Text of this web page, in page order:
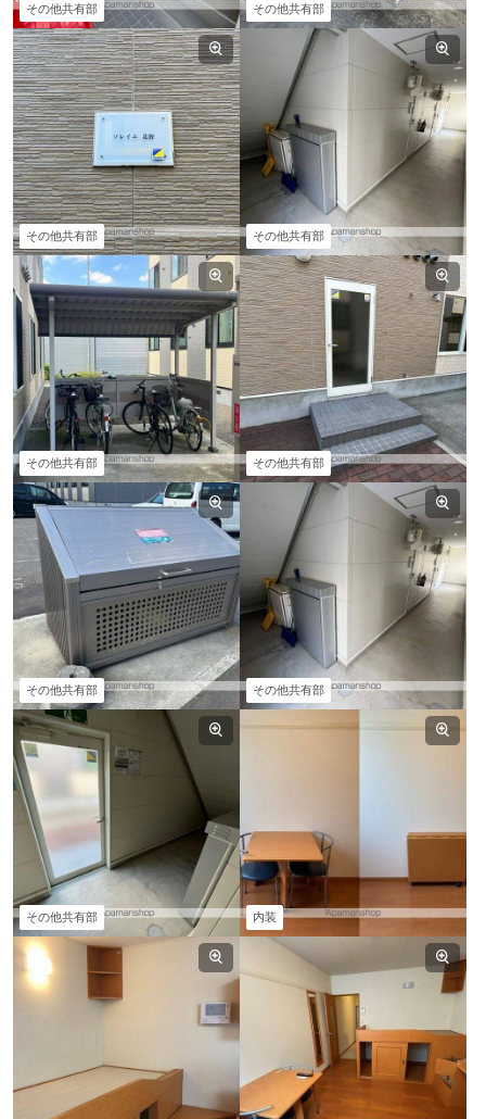
その他共有部 その他共有部
その他共有部 その他共有部
その他共有部 その他共有部
その他共有部 その他共有部
その他共有部 内装